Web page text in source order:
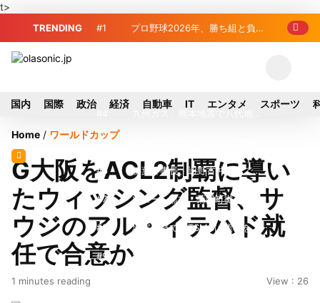
t>
TRENDING #1 プロ野球2026年、勝ち組と負け
界良好
のガス供給停止 「2次災害防止」を理
由に
#5
月1日付人事異動を発表
#6 榛葉幹事長、辺野古沖事故で
「地元メディアの報道不足」指摘 那覇
訪問中
#7 ソニー、熊本・菊陽町拠点停
止 復旧見通し立たず 半導体集積地に
懸念
#8 地震直撃でもTSMCは熊本を見
限らない…先端半導体工場建設は継続
#9 窓破損で乗客の体が機外に吸い
国内 国際 政治 経済 自動車 IT エンタメ スポーツ
Home / ワールドカップ
G大阪をACL2制覇に導い
たウィッシング監督、サ
ウジのアル・イテハド就
任で合意か
1 minutes reading View : 26